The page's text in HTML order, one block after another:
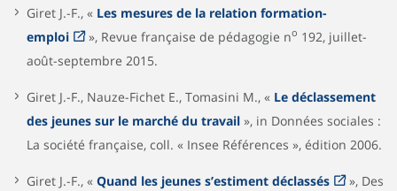
Giret J.-F., « Les mesures de la relation formation-
emploi
», Revue française de pédagogie no 192, juillet-
août-septembre 2015.
Giret J.-F., Nauze-Fichet E., Tomasini M., « Le déclassement
des jeunes sur le marché du travail », in Données sociales :
La société française, coll. « Insee Références », édition 2006.
Giret J.-F., « Quand les jeunes s’estiment déclassés
», Des